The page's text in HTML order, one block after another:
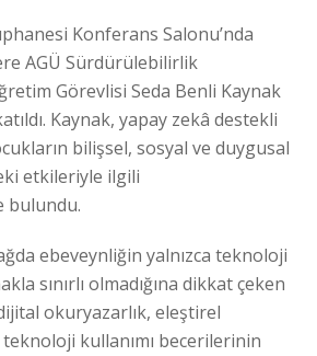
Konferans Salonu’nda
AGÜ Sürdürülebilirlik
Görevlisi Seda Benli Kaynak
Kaynak, yapay zekâ destekli
bilişsel, sosyal ve duygusal
etkileriyle ilgili
bulundu.
ebeveynliğin yalnızca teknoloji
sınırlı olmadığına dikkat çeken
okuryazarlık, eleştirel
kullanımı becerilerinin